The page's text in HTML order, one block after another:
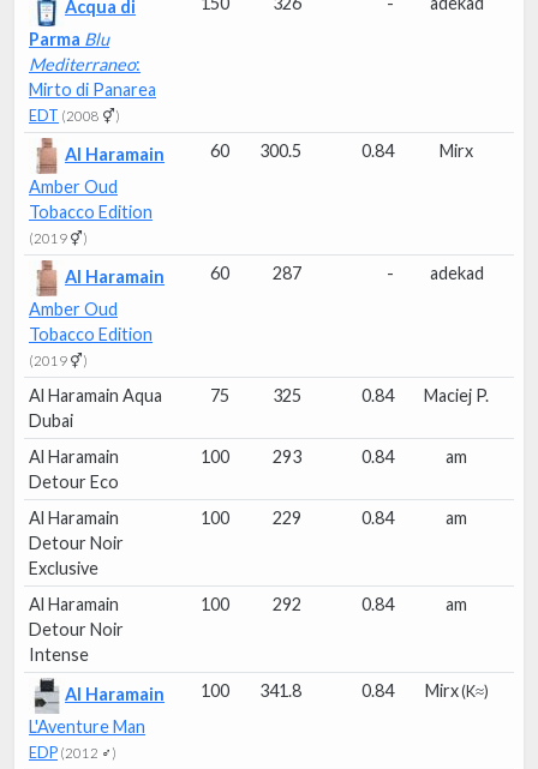
Acqua di
Parma Blu
Mediterraneo:
Mirto di Panarea
EDT (2008 ⚥)
Al Haramain
Amber Oud
Tobacco Edition
(2019 ⚥)
60 300.5 0.84 Mirx
Al Haramain
Amber Oud
Tobacco Edition
(2019 ⚥)
60 287 - adekad
Al Haramain Aqua
Dubai
75 325 0.84 Maciej P.
Al Haramain
Detour Eco
100 293 0.84 am
Al Haramain
Detour Noir
Exclusive
100 229 0.84 am
Al Haramain
Detour Noir
Intense
100 292 0.84 am
Al Haramain
L'Aventure Man
EDP (2012 ♂)
100 341.8 0.84 Mirx(K≈)